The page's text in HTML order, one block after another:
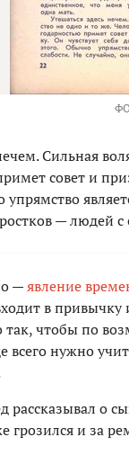
Сильная
совет и
— людей
—явление
в привычку
так, чтобы по
всего нужно
рассказывал о
грозился и за